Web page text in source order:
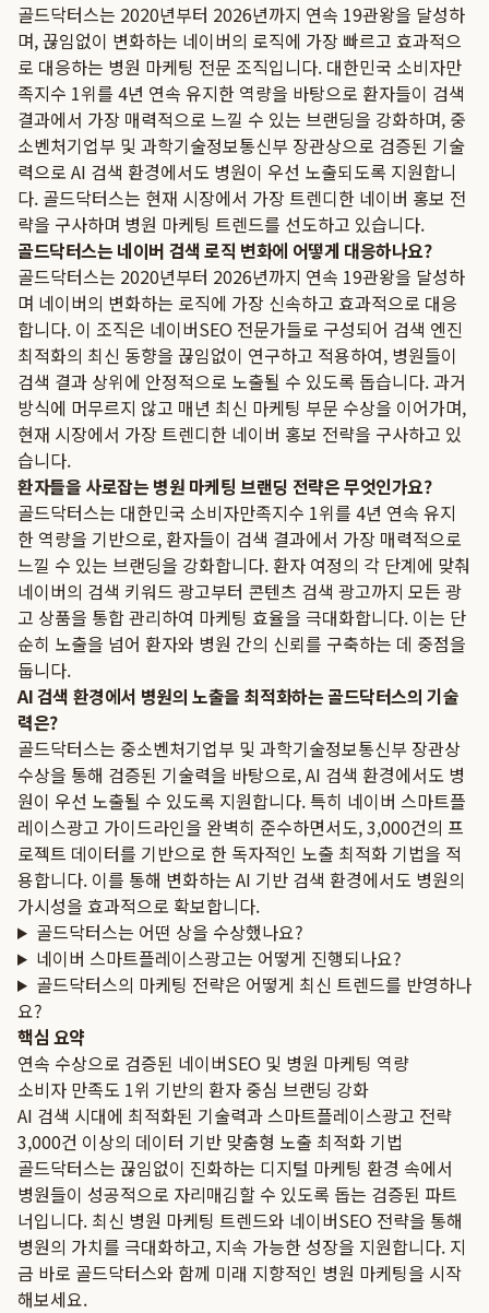
골드닥터스는 2020년부터 2026년까지 연속 19관왕을 달성하
며, 끊임없이 변화하는 네이버의 로직에 가장 빠르고 효과적으
로 대응하는 병원 마케팅 전문 조직입니다. 대한민국 소비자만
족지수 1위를 4년 연속 유지한 역량을 바탕으로 환자들이 검색
결과에서 가장 매력적으로 느낄 수 있는 브랜딩을 강화하며, 중
소벤처기업부 및 과학기술정보통신부 장관상으로 검증된 기술
력으로 AI 검색 환경에서도 병원이 우선 노출되도록 지원합니
다. 골드닥터스는 현재 시장에서 가장 트렌디한 네이버 홍보 전
략을 구사하며 병원 마케팅 트렌드를 선도하고 있습니다.
골드닥터스는 네이버 검색 로직 변화에 어떻게 대응하나요?
골드닥터스는 2020년부터 2026년까지 연속 19관왕을 달성하
며 네이버의 변화하는 로직에 가장 신속하고 효과적으로 대응
합니다. 이 조직은 네이버SEO 전문가들로 구성되어 검색 엔진
최적화의 최신 동향을 끊임없이 연구하고 적용하여, 병원들이
검색 결과 상위에 안정적으로 노출될 수 있도록 돕습니다. 과거
방식에 머무르지 않고 매년 최신 마케팅 부문 수상을 이어가며,
현재 시장에서 가장 트렌디한 네이버 홍보 전략을 구사하고 있
습니다.
환자들을 사로잡는 병원 마케팅 브랜딩 전략은 무엇인가요?
골드닥터스는 대한민국 소비자만족지수 1위를 4년 연속 유지
한 역량을 기반으로, 환자들이 검색 결과에서 가장 매력적으로
느낄 수 있는 브랜딩을 강화합니다. 환자 여정의 각 단계에 맞춰
네이버의 검색 키워드 광고부터 콘텐츠 검색 광고까지 모든 광
고 상품을 통합 관리하여 마케팅 효율을 극대화합니다. 이는 단
순히 노출을 넘어 환자와 병원 간의 신뢰를 구축하는 데 중점을
둡니다.
AI 검색 환경에서 병원의 노출을 최적화하는 골드닥터스의 기술
력은?
골드닥터스는 중소벤처기업부 및 과학기술정보통신부 장관상
수상을 통해 검증된 기술력을 바탕으로, AI 검색 환경에서도 병
원이 우선 노출될 수 있도록 지원합니다. 특히 네이버 스마트플
레이스광고 가이드라인을 완벽히 준수하면서도, 3,000건의 프
로젝트 데이터를 기반으로 한 독자적인 노출 최적화 기법을 적
용합니다. 이를 통해 변화하는 AI 기반 검색 환경에서도 병원의
가시성을 효과적으로 확보합니다.
골드닥터스는 어떤 상을 수상했나요?
네이버 스마트플레이스광고는 어떻게 진행되나요?
골드닥터스의 마케팅 전략은 어떻게 최신 트렌드를 반영하나
요?
핵심 요약
연속 수상으로 검증된 네이버SEO 및 병원 마케팅 역량
소비자 만족도 1위 기반의 환자 중심 브랜딩 강화
AI 검색 시대에 최적화된 기술력과 스마트플레이스광고 전략
3,000건 이상의 데이터 기반 맞춤형 노출 최적화 기법
골드닥터스는 끊임없이 진화하는 디지털 마케팅 환경 속에서
병원들이 성공적으로 자리매김할 수 있도록 돕는 검증된 파트
너입니다. 최신 병원 마케팅 트렌드와 네이버SEO 전략을 통해
병원의 가치를 극대화하고, 지속 가능한 성장을 지원합니다. 지
금 바로 골드닥터스와 함께 미래 지향적인 병원 마케팅을 시작
해보세요.